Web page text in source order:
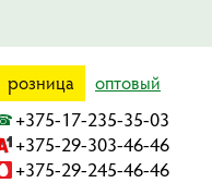
розница оптовый
+375-17-235-35-03
+375-29-303-46-46
+375-29-245-46-46